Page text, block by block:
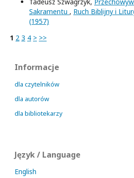
Sakramentu , Ruch Biblijny i
(1957)
1 2 3 4 > >>
Informacje
dla czytelników
dla autorów
dla bibliotekarzy
Język / Language
English